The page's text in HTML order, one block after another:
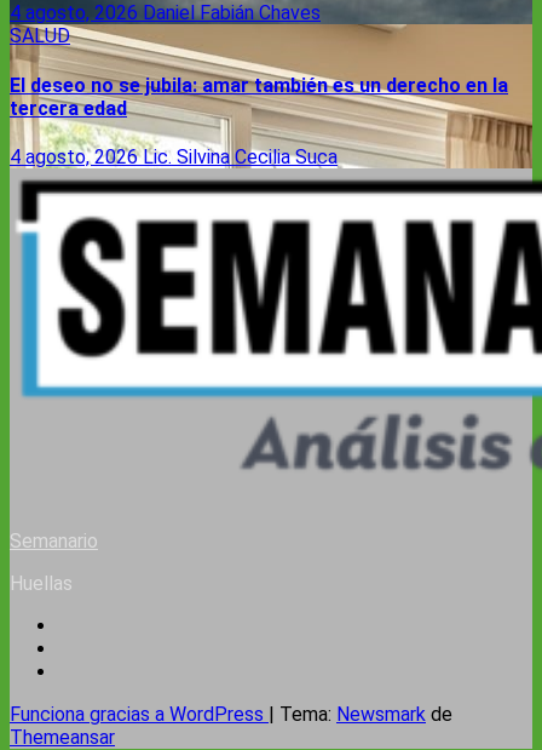
4 agosto, 2026 Daniel Fabián Chaves
SALUD
El deseo no se jubila: amar también es un derecho en la
tercera edad
4 agosto, 2026Lic. Silvina Cecilia Suca
Semanario
Huellas
Funciona gracias a WordPress | Tema: Newsmark de
Themeansar